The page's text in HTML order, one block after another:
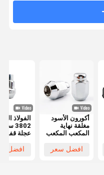
أكورون الأسود
مغلقة نهاية
المكعب المكعب
3/4 " هيكس
افضل سعر
الفولاذ
3802
عجلة قفل
مجموعة
افضل